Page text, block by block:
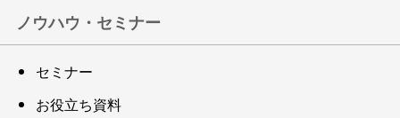
ノウハウ・セミナー
セミナー
お役立ち資料